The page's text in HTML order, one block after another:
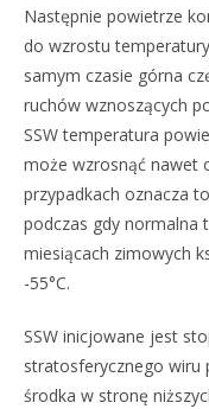
Następnie powietrze
do wzrostu
samym czasie górna
ruchów wznoszących
SSW temperatura
może wzrosnąć nawet
przypadkach oznacza
podczas gdy
miesiącach zimowych
-55°C.
SSW inicjowane jest
stratosferycznego wiru
środka w stronę